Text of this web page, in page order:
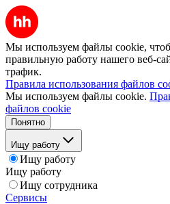
Мы используем файлы cookie,
правильную работу нашего веб-
трафик.
Правила использования файлов
Мы используем файлы cookie.
файлов cookie
Понятно
Ищу работу
Ищу работу
Ищу работу
Ищу сотрудника
Сервисы